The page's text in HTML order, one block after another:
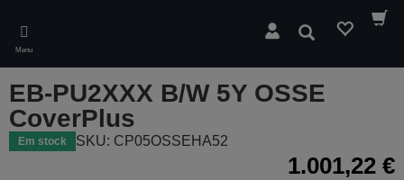
main
content
Menu
Pesquisar
EB-PU2XXX B/W 5Y OSSE
CoverPlus
Em stock SKU: CP05OSSEHA52
1.001,22 €